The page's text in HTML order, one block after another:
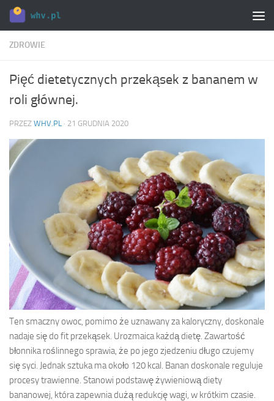
Skip to content
ZDROWIE
Pięć dietetycznych przekąsek z bananem w
roli głównej.
PRZEZ WHV.PL · 21 GRUDNIA 2020
Ten smaczny owoc, pomimo że uznawany za kaloryczny, doskonale
nadaje się do fit przekąsek. Urozmaica każdą dietę. Zawartość
błonnika roślinnego sprawia, że po jego zjedzeniu długo czujemy
się syci. Jednak sztuka ma około 120 kcal. Banan doskonale reguluje
procesy trawienne. Stanowi podstawę żywieniową diety
bananowej, która zapewnia dużą redukcję wagi, w krótkim czasie.